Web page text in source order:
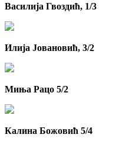
Василија Гвоздић, 1/3
Илија Јовановић, 3/2
Миња Рацо 5/2
Калина Божовић 5/4